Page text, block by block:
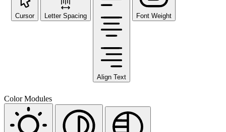
Cursor Letter Spacing
Align Text
Font Weight
Color Modules